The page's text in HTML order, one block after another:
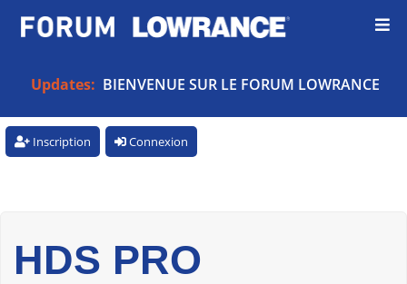
Updates: BIENVENUE SUR LE FORUM LOWRANCE
Inscription Connexion
HDS PRO